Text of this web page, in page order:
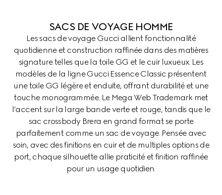
SACS DE VOYAGE HOMME
Les sacs de voyage Gucci allient fonctionnalité
quotidienne et construction raffinée dans des matières
signature telles que la toile GG et le cuir luxueux. Les
modèles de la ligne Gucci Essence Classic présentent
une toile GG légère et enduite, offrant durabilité et une
touche monogrammée. Le Mega Web Trademark met
l’accent sur la large bande verte et rouge, tandis que le
sac crossbody Brera en grand format se porte
parfaitement comme un sac de voyage. Pensée avec
soin, avec des finitions en cuir et de multiples options de
port, chaque silhouette allie praticité et finition raffinée
pour un usage quotidien.